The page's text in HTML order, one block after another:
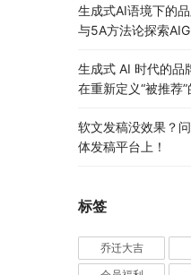
生成式AI语境下的
与5A方法论探索
生成式 AI 时代的品
在重新定义“被推荐”
软文发稿没效果？
体发稿平台上！
标签
乔迁大吉